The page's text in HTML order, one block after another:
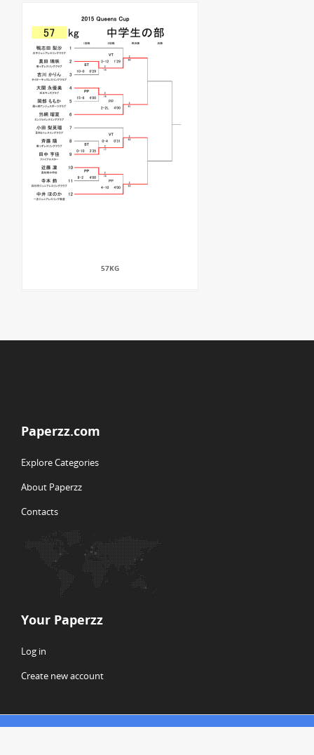
57KG
Paperzz.com
Explore Categories
About Paperzz
Contacts
Your Paperzz
Log in
Create new account